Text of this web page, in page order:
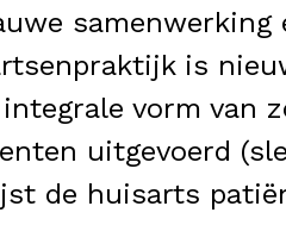
is
integrale vorm van
uitgevoerd
de huisarts